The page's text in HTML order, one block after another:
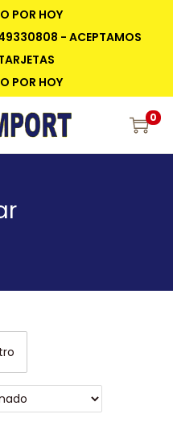
POR HOY
- ACEPTAMOS
POR HOY
0